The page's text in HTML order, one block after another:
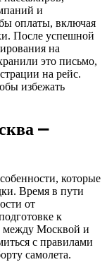
и
оплаты, включая
После успешной
на
это письмо,
на рейс.
избежать
⎼
которые
Время в пути
от
к
между Москвой и
с правилами
самолета.